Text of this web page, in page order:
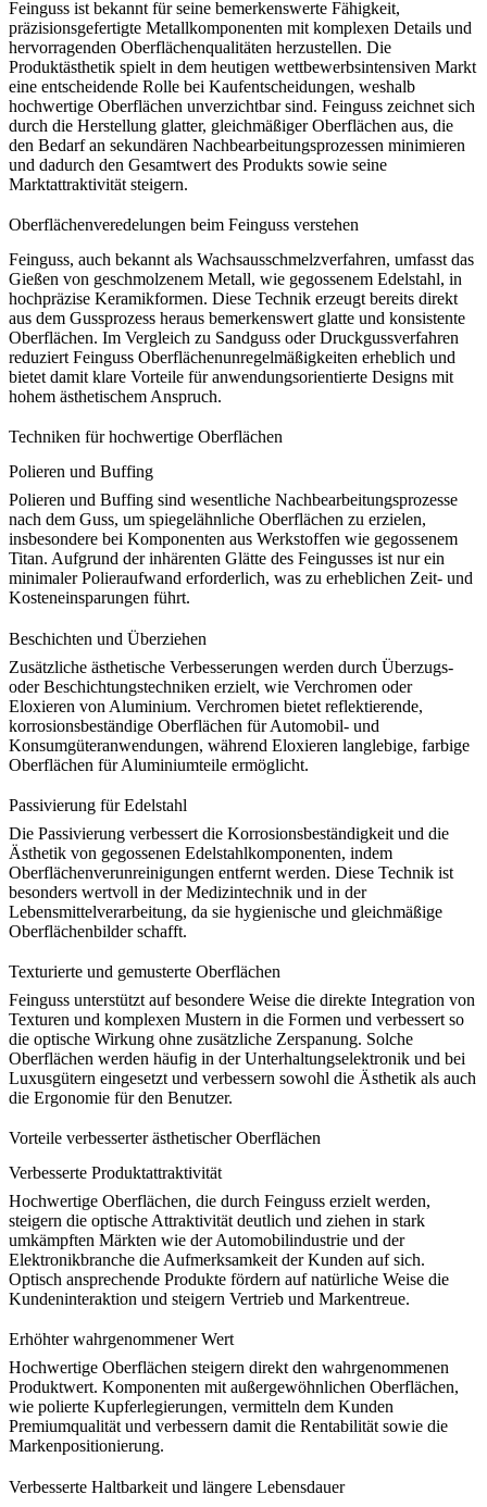
Feinguss ist bekannt für seine bemerkenswerte Fähigkeit,
präzisionsgefertigte Metallkomponenten mit komplexen Details und
hervorragenden Oberflächenqualitäten herzustellen. Die
Produktästhetik spielt in dem heutigen wettbewerbsintensiven Markt
eine entscheidende Rolle bei Kaufentscheidungen, weshalb
hochwertige Oberflächen unverzichtbar sind. Feinguss zeichnet sich
durch die Herstellung glatter, gleichmäßiger Oberflächen aus, die
den Bedarf an sekundären Nachbearbeitungsprozessen minimieren
und dadurch den Gesamtwert des Produkts sowie seine
Marktattraktivität steigern.
Oberflächenveredelungen beim Feinguss verstehen
Feinguss, auch bekannt als Wachsausschmelzverfahren, umfasst das
Gießen von geschmolzenem Metall, wie gegossenem Edelstahl, in
hochpräzise Keramikformen. Diese Technik erzeugt bereits direkt
aus dem Gussprozess heraus bemerkenswert glatte und konsistente
Oberflächen. Im Vergleich zu Sandguss oderDruckgussverfahren
reduziert Feinguss Oberflächenunregelmäßigkeiten erheblich und
bietet damit klare Vorteile für anwendungsorientierte Designs mit
hohem ästhetischem Anspruch.
Techniken für hochwertige Oberflächen
Polieren und Buffing
Polieren und Buffing sind wesentliche Nachbearbeitungsprozesse
nach dem Guss, um spiegelähnliche Oberflächen zu erzielen,
insbesondere bei Komponenten aus Werkstoffen wie gegossenem
Titan. Aufgrund der inhärenten Glätte des Feingusses ist nur ein
minimaler Polieraufwand erforderlich, was zu erheblichen Zeit- und
Kosteneinsparungen führt.
Beschichten und Überziehen
Zusätzliche ästhetische Verbesserungen werden durch Überzugs-
oder Beschichtungstechniken erzielt, wie Verchromen oder
Eloxieren von Aluminium. Verchromen bietet reflektierende,
korrosionsbeständige Oberflächen für Automobil- und
Konsumgüteranwendungen, während Eloxieren langlebige, farbige
Oberflächen für Aluminiumteile ermöglicht.
Passivierung für Edelstahl
Die Passivierung verbessert die Korrosionsbeständigkeit und die
Ästhetik von gegossenen Edelstahlkomponenten, indem
Oberflächenverunreinigungen entfernt werden. Diese Technik ist
besonders wertvoll in derMedizintechnik und in der
Lebensmittelverarbeitung, da sie hygienische und gleichmäßige
Oberflächenbilder schafft.
Texturierte und gemusterte Oberflächen
Feinguss unterstützt auf besondere Weise die direkte Integration von
Texturen und komplexen Mustern in die Formen und verbessert so
die optische Wirkung ohne zusätzliche Zerspanung. Solche
Oberflächen werden häufig in derUnterhaltungselektronik und bei
Luxusgütern eingesetzt und verbessern sowohl die Ästhetik als auch
die Ergonomie für den Benutzer.
Vorteile verbesserter ästhetischer Oberflächen
Verbesserte Produktattraktivität
Hochwertige Oberflächen, die durch Feinguss erzielt werden,
steigern die optische Attraktivität deutlich und ziehen in stark
umkämpften Märkten wie derAutomobilindustrie und der
Elektronikbranche die Aufmerksamkeit der Kunden auf sich.
Optisch ansprechende Produkte fördern auf natürliche Weise die
Kundeninteraktion und steigern Vertrieb und Markentreue.
Erhöhter wahrgenommener Wert
Hochwertige Oberflächen steigern direkt den wahrgenommenen
Produktwert. Komponenten mit außergewöhnlichen Oberflächen,
wie polierte Kupferlegierungen, vermitteln dem Kunden
Premiumqualität und verbessern damit die Rentabilität sowie die
Markenpositionierung.
Verbesserte Haltbarkeit und längere Lebensdauer